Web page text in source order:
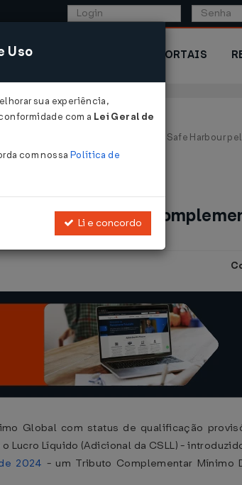
COMÉRCIO EXTERIOR PORTAIS
Qualificado (QDMTT) e Safe Harbour
como Tributo
Global com status de qualificação
Líquido (Adicional da CSLL) -
2024 - um Tributo Complementar Mínimo
Uso
sua experiência,
com a Lei Geral de
com nossa Política de
Li e concordo